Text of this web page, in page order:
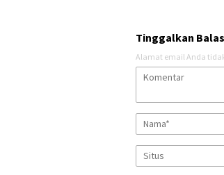
Tinggalkan
Alamat email Anda